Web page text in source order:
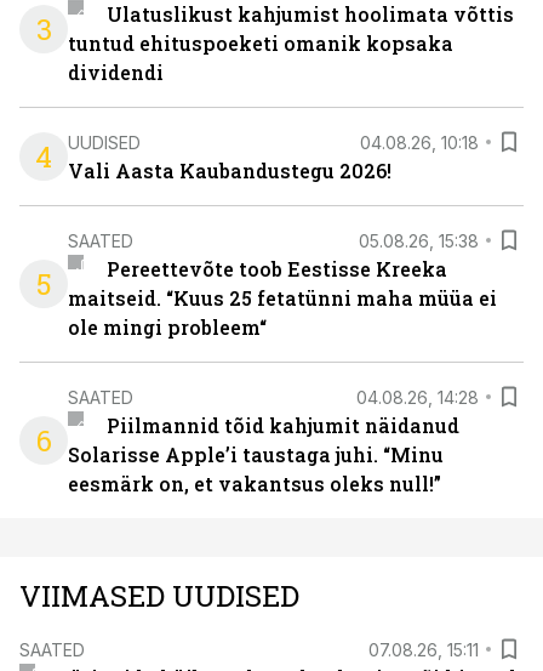
3
Ulatuslikust kahjumist hoolimata võttis
tuntud ehituspoeketi omanik kopsaka
dividendi
4 UUDISED 04.08.26, 10:18
Vali Aasta Kaubandustegu 2026!
5
SAATED 05.08.26, 15:38
Pereettevõte toob Eestisse Kreeka
maitseid. “Kuus 25 fetatünni maha müüa ei
ole mingi probleem“
6
SAATED 04.08.26, 14:28
Piilmannid tõid kahjumit näidanud
Solarisse Apple’i taustaga juhi. “Minu
eesmärk on, et vakantsus oleks null!”
VIIMASED UUDISED
SAATED 07.08.26, 15:11